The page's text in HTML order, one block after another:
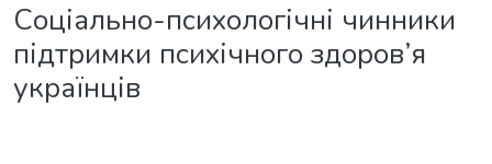
Соціально-психологічні чинники
підтримки психічного здоров’я
українців